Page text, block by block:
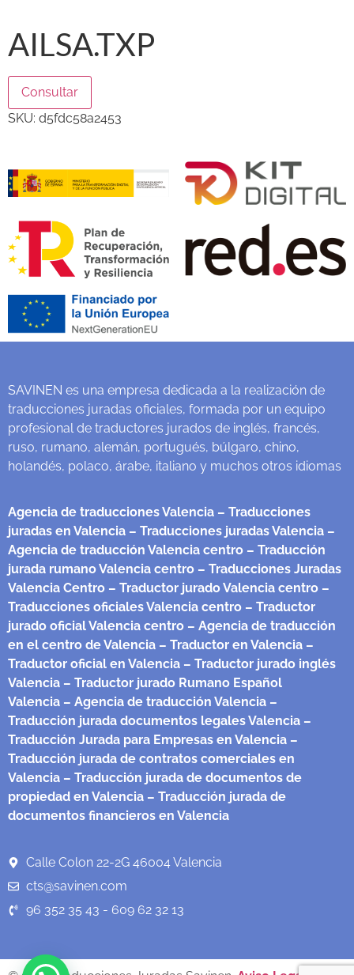
AILSA.TXP
Consultar
SKU: d5fdc58a2453
SAVINEN es una empresa dedicada a la realización de
traducciones juradas oficiales, formada por un equipo
profesional de traductores jurados de inglés, francés,
ruso, rumano, alemán, portugués, búlgaro, chino,
holandés, polaco, árabe, italiano y muchos otros idiomas
Agencia de traducciones Valencia – Traducciones
juradas en Valencia – Traducciones juradas Valencia –
Agencia de traducción Valencia centro – Traducción
jurada rumano Valencia centro – Traducciones Juradas
Valencia Centro – Traductor jurado Valencia centro –
Traducciones oficiales Valencia centro – Traductor
jurado oficial Valencia centro – Agencia de traducción
en el centro de Valencia – Traductor en Valencia –
Traductor oficial en Valencia – Traductor jurado inglés
Valencia – Traductor jurado Rumano Español
Valencia – Agencia de traducción Valencia –
Traducción jurada documentos legales Valencia –
Traducción Jurada para Empresas en Valencia –
Traducción jurada de contratos comerciales en
Valencia – Traducción jurada de documentos de
propiedad en Valencia – Traducción jurada de
documentos financieros en Valencia
Calle Colon 22-2G 46004 Valencia
cts@savinen.com
96 352 35 43 - 609 62 32 13